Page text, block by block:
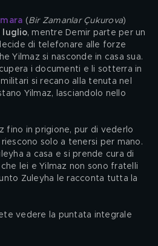
(Bir Zamanlar Çukurova)
luglio, mentre Demir parte per un
di telefonare alle forze
Yilmaz si nasconde in casa sua.
i documenti e li sotterra in
si recano alla tenuta nel
Yilmaz, lasciandolo nello
solo a tenersi per mano.
a casa e si prende cura di
lei e Yilmaz non sono fratelli
Zuleyha le racconta tutta la